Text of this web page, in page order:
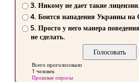
3. Никому не дает такие
4. Боится нападения Украины
5. Просто у него манера
не сделать.
Всего проголосовало
1 человек
Прошлые опросы